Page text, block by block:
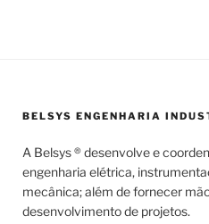
BELSYS ENGENHARIA
A Belsys ® desenvolve e
engenharia elétrica,
mecânica; além de fornecer
desenvolvimento de projetos.